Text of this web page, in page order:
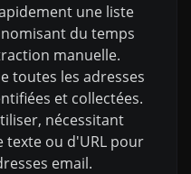
une liste
du temps
manuelle.
toutes les adresses
et collectées.
nécessitant
ou d'URL pour
email.